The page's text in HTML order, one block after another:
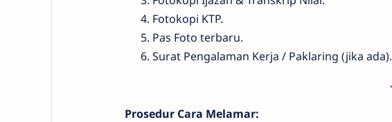
Fotokopi KTP.
Pas Foto terbaru.
Surat Pengalaman Kerja / Paklaring (jika ada).
Prosedur Cara Melamar: